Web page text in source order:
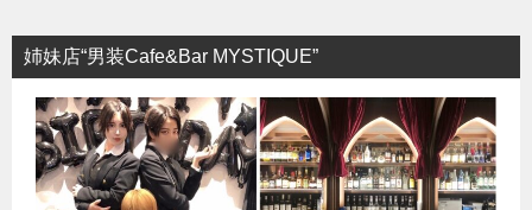
姉妹店“男装Cafe&Bar MYSTIQUE”